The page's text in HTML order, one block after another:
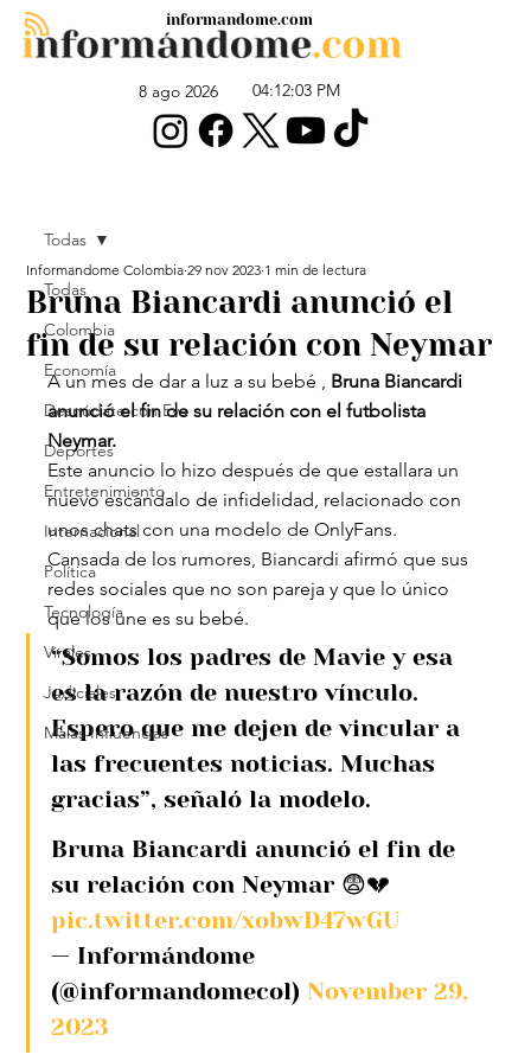
8 ago 2026 04:12:03 PM
informandome.com
Todas
Colombia
Economía
Desnúdate con Eva
Deportes
Entretenimiento
Internacional
Política
Tecnología
Virales
Judiciales
Malas Influencias
Todas
Bruna Biancardi anunció el
fin de su relación con Neymar
Informandome Colombia 29 nov 2023 1 min de lectura
A un mes de dar a luz a su bebé , Bruna Biancardi
anunció el fin de su relación con el futbolista
Neymar.
Este anuncio lo hizo después de que estallara un
nuevo escándalo de infidelidad, relacionado con
unos chats con una modelo de OnlyFans.
Cansada de los rumores, Biancardi afirmó que sus
redes sociales que no son pareja y que lo único
que los une es su bebé.
“Somos los padres de Mavie y esa
es la razón de nuestro vínculo.
Espero que me dejen de vincular a
las frecuentes noticias. Muchas
gracias”, señaló la modelo.
Bruna Biancardi anunció el fin de
su relación con Neymar 😨💔
pic.twitter.com/xobwD47wGU
— Informándome
(@informandomecol) November 29,
2023